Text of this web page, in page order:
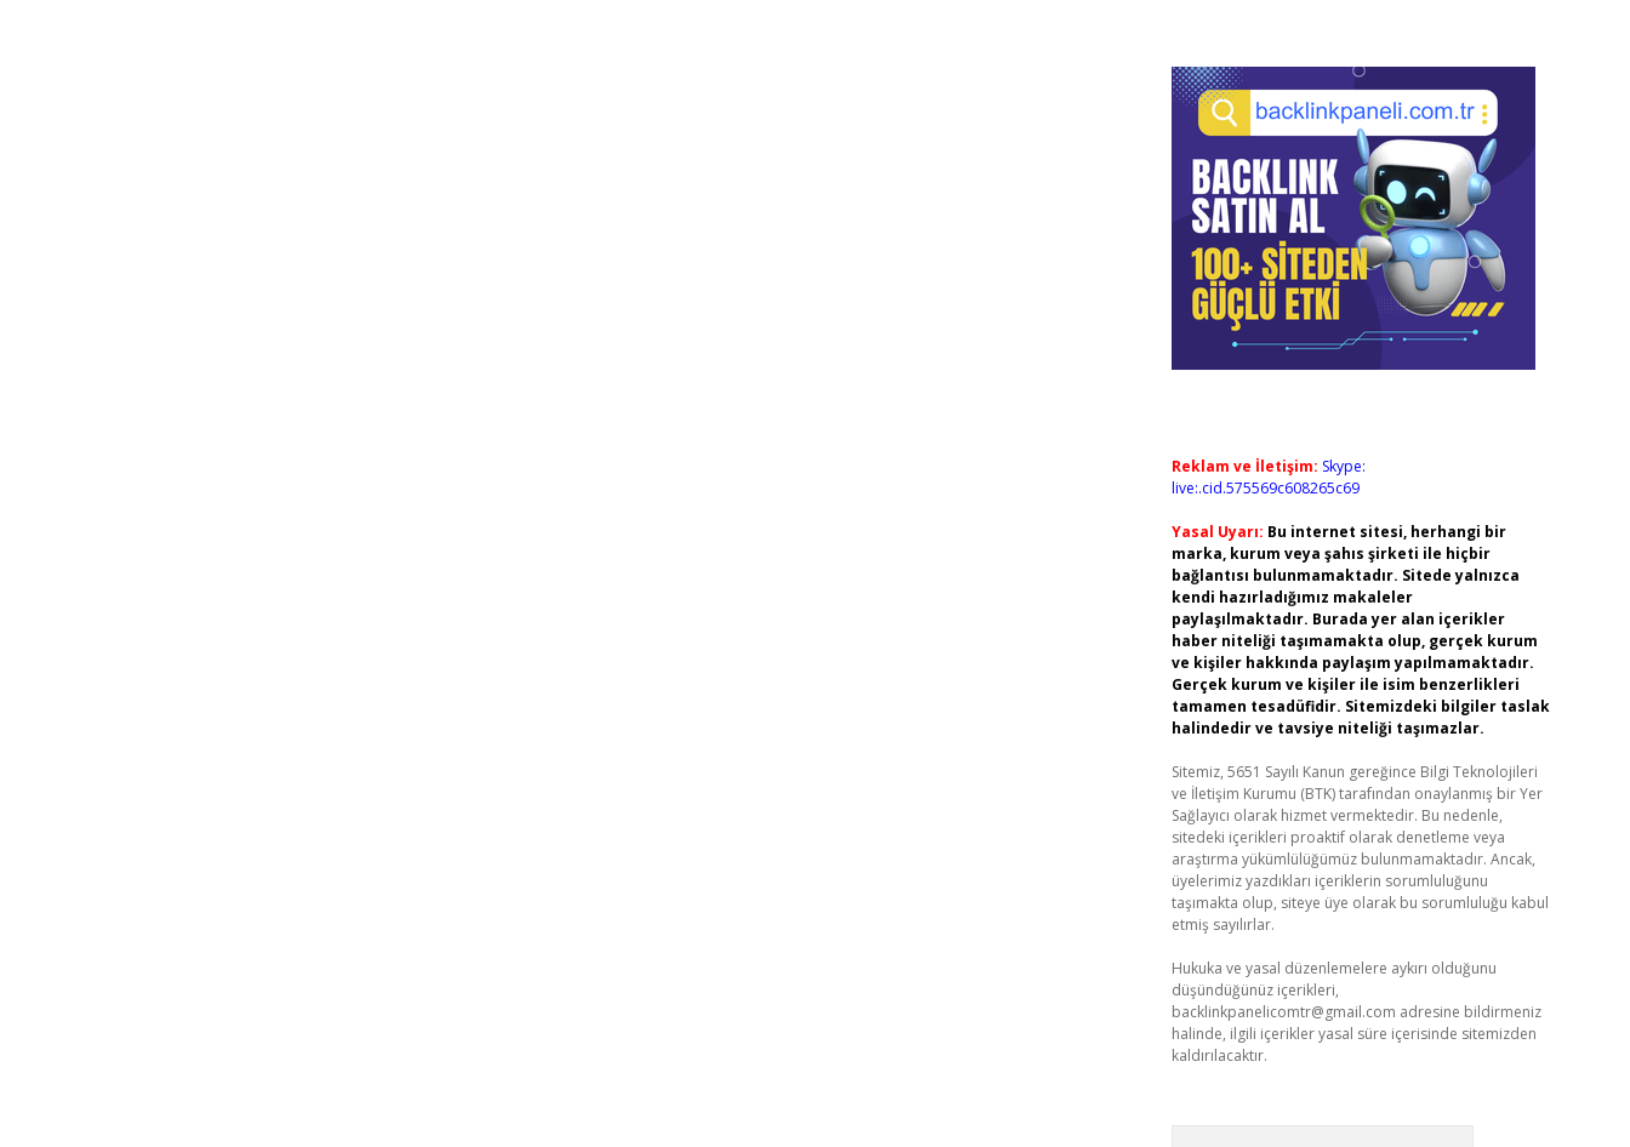
Reklam ve İletişim: Skype:
live:.cid.575569c608265c69
Yasal Uyarı: Bu internet sitesi, herhangi bir
marka, kurum veya şahıs şirketi ile hiçbir
bağlantısı bulunmamaktadır. Sitede yalnızca
kendi hazırladığımız makaleler
paylaşılmaktadır. Burada yer alan içerikler
haber niteliği taşımamakta olup, gerçek kurum
ve kişiler hakkında paylaşım yapılmamaktadır.
Gerçek kurum ve kişiler ile isim benzerlikleri
tamamen tesadüfidir. Sitemizdeki bilgiler taslak
halindedir ve tavsiye niteliği taşımazlar.
Sitemiz, 5651 Sayılı Kanun gereğince Bilgi Teknolojileri
ve İletişim Kurumu (BTK) tarafından onaylanmış bir Yer
Sağlayıcı olarak hizmet vermektedir. Bu nedenle,
sitedeki içerikleri proaktif olarak denetleme veya
araştırma yükümlülüğümüz bulunmamaktadır. Ancak,
üyelerimiz yazdıkları içeriklerin sorumluluğunu
taşımakta olup, siteye üye olarak bu sorumluluğu kabul
etmiş sayılırlar.
Hukuka ve yasal düzenlemelere aykırı olduğunu
düşündüğünüz içerikleri,
backlinkpanelicomtr@gmail.com adresine bildirmeniz
halinde, ilgili içerikler yasal süre içerisinde sitemizden
kaldırılacaktır.